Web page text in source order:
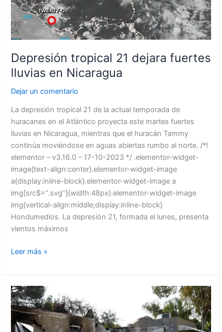
Depresión tropical 21 dejara fuertes
lluvias en Nicaragua
Dejar un comentario
La depresión tropical 21 de la actual temporada de
huracanes en el Atlántico proyecta este martes fuertes
lluvias en Nicaragua, mientras que el huracán Tammy
continúa moviéndose en aguas abiertas rumbo al norte. /*!
elementor – v3.16.0 – 17-10-2023 */ .elementor-widget-
image{text-align:center}.elementor-widget-image
a{display:inline-block}.elementor-widget-image a
img[src$=”.svg”]{width:48px}.elementor-widget-image
img{vertical-align:middle;display:inline-block}
Hondumedios. La depresión 21, formada el lunes, presenta
vientos máximos
Nicaragua
Leer más »
Aumenta
a
5.791
los